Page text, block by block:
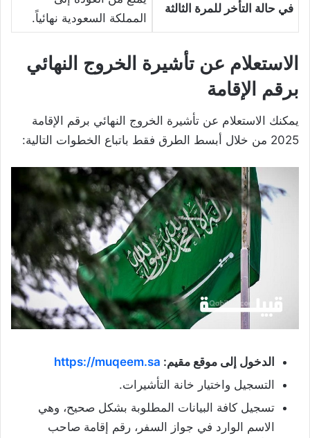
في حالة التأخر للمرة الثالثة
المملكة السعودية نهائياً.
الاستعلام عن تأشيرة الخروج النهائي
برقم الإقامة
يمكنك الاستعلام عن تأشيرة الخروج النهائي برقم الإقامة
2025 من خلال أبسط الطرق فقط باتباع الخطوات التالية:
الدخول إلى موقع مقيم: https://muqeem.sa
التسجيل واختيار خانة التأشيرات.
تسجيل كافة البيانات المطلوبة بشكل صحيح، وهي
الاسم الوارد في جواز السفر، رقم إقامة صاحب